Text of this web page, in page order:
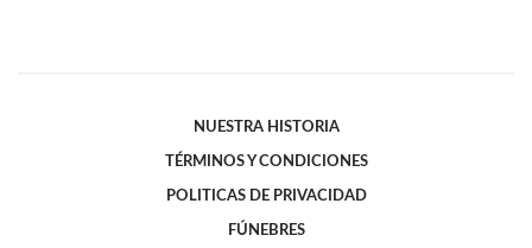
NUESTRA HISTORIA
TÉRMINOS Y CONDICIONES
POLITICAS DE PRIVACIDAD
FÚNEBRES